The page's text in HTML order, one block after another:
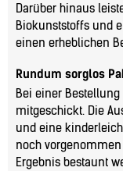
Darüber hinaus
Biokunststoffs und
einen erheblichen
Rundum sorglos
Bei einer
mitgeschickt. Die
und eine
noch
Ergebnis bestaunt